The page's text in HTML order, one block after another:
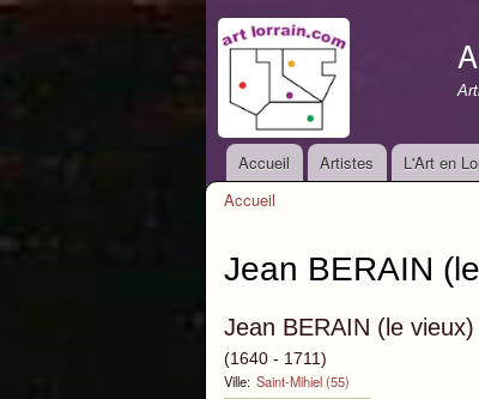
Menu principal
Accueil Artistes L'Art en
Accueil
Jean BERAIN
Jean BERAIN (le vieux)
(1640 - 1711)
Ville: Saint-Mihiel (55)